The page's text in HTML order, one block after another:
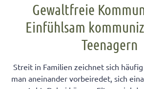
Gewaltfreie
Einfühlsam
Teenagern
Streit in Familien zeichnet sich häufig
man aneinander vorbeiredet, sich